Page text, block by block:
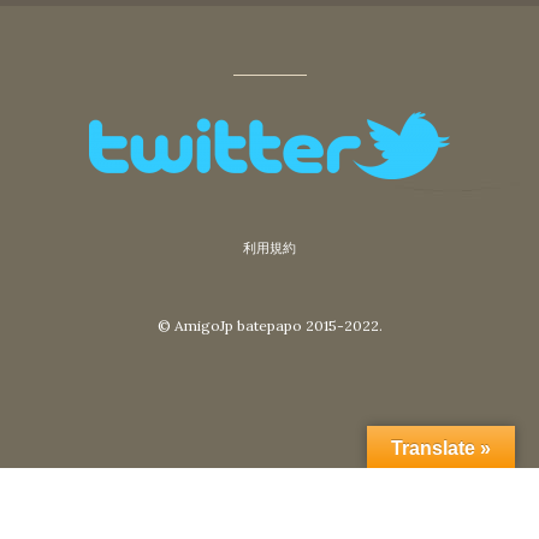
利用規約
© AmigoJp batepapo 2015-2022.
Translate »